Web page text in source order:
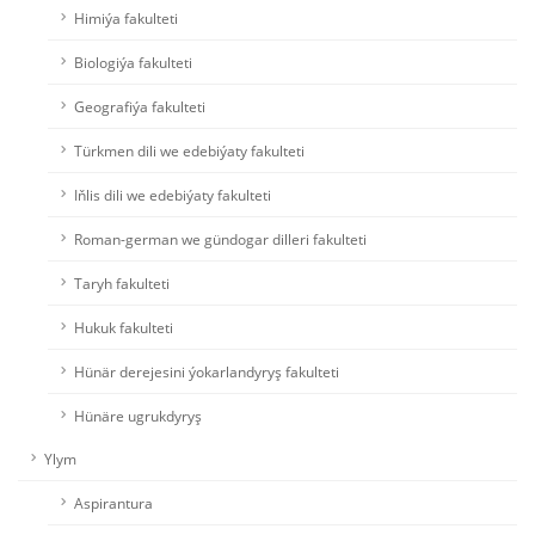
Himiýa fakulteti
Biologiýa fakulteti
Geografiýa fakulteti
Türkmen dili we edebiýaty fakulteti
Iňlis dili we edebiýaty fakulteti
Roman-german we gündogar dilleri fakulteti
Taryh fakulteti
Hukuk fakulteti
Hünär derejesini ýokarlandyryş fakulteti
Hünäre ugrukdyryş
Ylym
Aspirantura